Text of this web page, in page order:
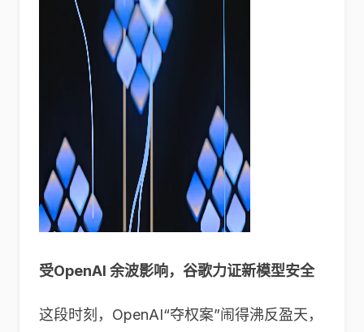
受OpenAI 余波影响，谷歌力证新模型安全
这段时刻，OpenAI“夺权案”闹得沸反盈天，